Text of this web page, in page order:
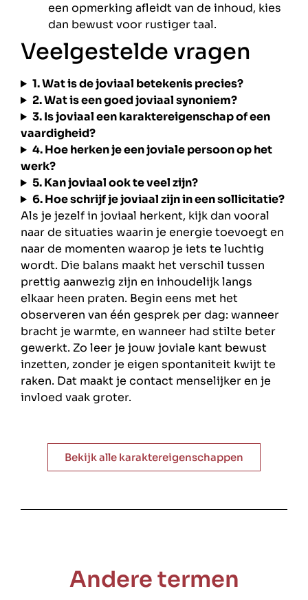
een opmerking afleidt van de inhoud, kies
dan bewust voor rustiger taal.
Veelgestelde vragen
1. Wat is de joviaal betekenis precies?
2. Wat is een goed joviaal synoniem?
3. Is joviaal een karaktereigenschap of een
vaardigheid?
4. Hoe herken je een joviale persoon op het
werk?
5. Kan joviaal ook te veel zijn?
6. Hoe schrijf je joviaal zijn in een sollicitatie?
Als je jezelf in joviaal herkent, kijk dan vooral
naar de situaties waarin je energie toevoegt en
naar de momenten waarop je iets te luchtig
wordt. Die balans maakt het verschil tussen
prettig aanwezig zijn en inhoudelijk langs
elkaar heen praten. Begin eens met het
observeren van één gesprek per dag: wanneer
bracht je warmte, en wanneer had stilte beter
gewerkt. Zo leer je jouw joviale kant bewust
inzetten, zonder je eigen spontaniteit kwijt te
raken. Dat maakt je contact menselijker en je
invloed vaak groter.
Bekijk alle karaktereigenschappen
Andere termen